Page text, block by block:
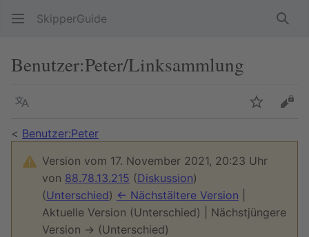
SkipperGuide
Benutzer:Peter/Linksammlung
Sprache
< Benutzer:Peter
Version vom 17. November 2021, 20:23 Uhr
von 88.78.13.215 (Diskussion)
(Unterschied) ← Nächstältere Version
Aktuelle Version (Unterschied) | Nächstjüngere
Version → (Unterschied)